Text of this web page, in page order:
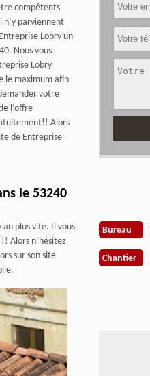
compétents
n’y parviennent
Lobry un
Nous vous
Lobry
le maximum afin
votre
l’offre
Alors
de Entreprise
le 53240
au plus vite. Il vous
Alors n’hésitez
sur son site
Bureau
Chantier